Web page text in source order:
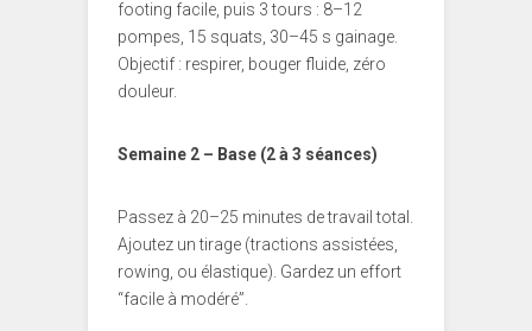
footing facile, puis 3 tours : 8–12
pompes, 15 squats, 30–45 s gainage.
Objectif : respirer, bouger fluide, zéro
douleur.
Semaine 2 – Base (2 à 3 séances)
Passez à 20–25 minutes de travail total.
Ajoutez un tirage (tractions assistées,
rowing, ou élastique). Gardez un effort
“facile à modéré”.